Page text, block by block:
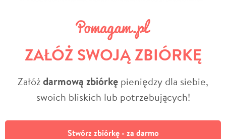
ZAŁÓŻ SWOJĄ ZBIÓRKĘ
Załóżdarmową zbiórkę pieniędzy dla siebie,
swoich bliskich lub potrzebujących!
Stwórz zbiórkę - za darmo